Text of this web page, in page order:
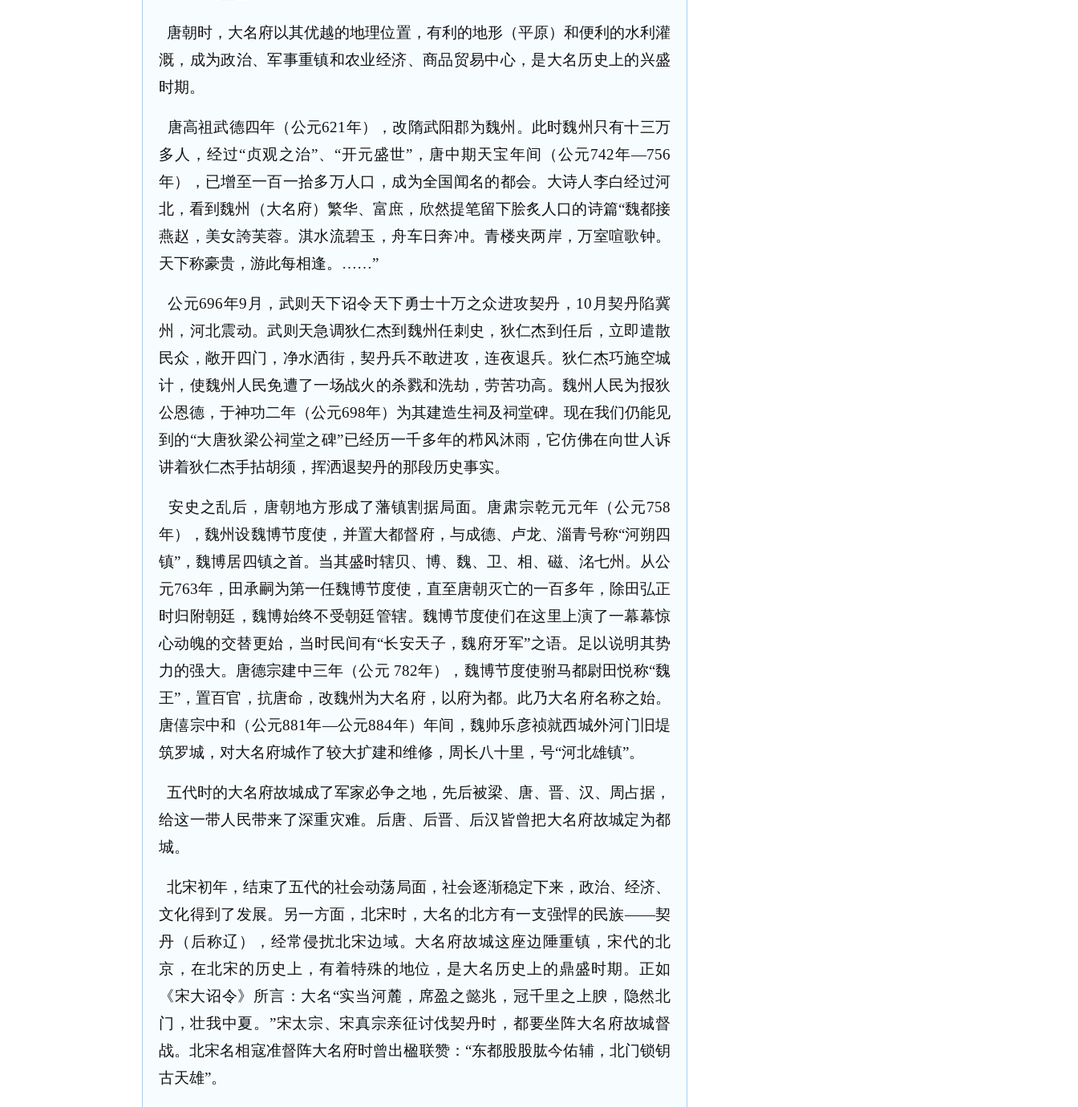
唐朝时，大名府以其优越的地理位置，有利的地形（平原）和便利的水利灌
溉，成为政治、军事重镇和农业经济、商品贸易中心，是大名历史上的兴盛
时期。
唐高祖武德四年（公元621 年），改隋武阳郡为魏州。此时魏州只有十三万
多人，经过“贞观之治”、“开元盛世”，唐中期天宝年间（公元742年—756
年），已增至一百一拾多万人口，成为全国闻名的都会。大诗人李白经过河
北，看到魏州（大名府）繁华、富庶，欣然提笔留下脍炙人口的诗篇“魏都接
燕赵，美女誇芙蓉。淇水流碧玉，舟车日奔冲。青楼夹两岸，万室喧歌钟。
天下称豪贵，游此每相逢。……”
公元696年9 月，武则天下诏令天下勇士十万之众进攻契丹， 10 月契丹陷冀
州，河北震动。武则天急调狄仁杰到魏州任刺史，狄仁杰到任后，立即遣散
民众，敞开四门，净水洒街，契丹兵不敢进攻，连夜退兵。狄仁杰巧施空城
计，使魏州人民免遭了一场战火的杀戮和洗劫，劳苦功高。魏州人民为报狄
公恩德，于神功二年（公元698年）为其建造生祠及祠堂碑。现在我们仍能见
到的“大唐狄梁公祠堂之碑”已经历一千多年的栉风沐雨，它仿佛在向世人诉
讲着狄仁杰手拈胡须，挥洒退契丹的那段历史事实。
安史之乱后，唐朝地方形成了藩镇割据局面。唐肃宗乾元元年（公元758
年），魏州设魏博节度使，并置大都督府，与成德、卢龙、淄青号称“河朔四
镇”，魏博居四镇之首。当其盛时辖贝、博、魏、卫、相、磁、洺七州。从公
元763年，田承嗣为第一任魏博节度使，直至唐朝灭亡的一百多年，除田弘正
时归附朝廷，魏博始终不受朝廷管辖。魏博节度使们在这里上演了一幕幕惊
心动魄的交替更始，当时民间有“长安天子，魏府牙军”之语。足以说明其势
力的强大。唐德宗建中三年（公元 782年），魏博节度使驸马都尉田悦称“魏
王”，置百官，抗唐命，改魏州为大名府，以府为都。此乃大名府名称之始。
唐僖宗中和（公元881年—公元884年）年间，魏帅乐彦祯就西城外河门旧堤
筑罗城，对大名府城作了较大扩建和维修，周长八十里，号“河北雄镇”。
五代时的大名府故城成了军家必争之地，先后被梁、唐、晋、汉、周占据，
给这一带人民带来了深重灾难。后唐、后晋、后汉皆曾把大名府故城定为都
城。
北宋初年，结束了五代的社会动荡局面，社会逐渐稳定下来，政治、经济、
文化得到了发展。另一方面，北宋时，大名的北方有一支强悍的民族——契
丹（后称辽），经常侵扰北宋边域。大名府故城这座边陲重镇，宋代的北
京，在北宋的历史上，有着特殊的地位，是大名历史上的鼎盛时期。正如
《宋大诏令》所言：大名“实当河麓，席盈之懿兆，冠千里之上腴，隐然北
门，壮我中夏。”宋太宗、宋真宗亲征讨伐契丹时，都要坐阵大名府故城督
战。北宋名相寇准督阵大名府时曾出楹联赞：“东都股股肱今佑辅，北门锁钥
古天雄”。